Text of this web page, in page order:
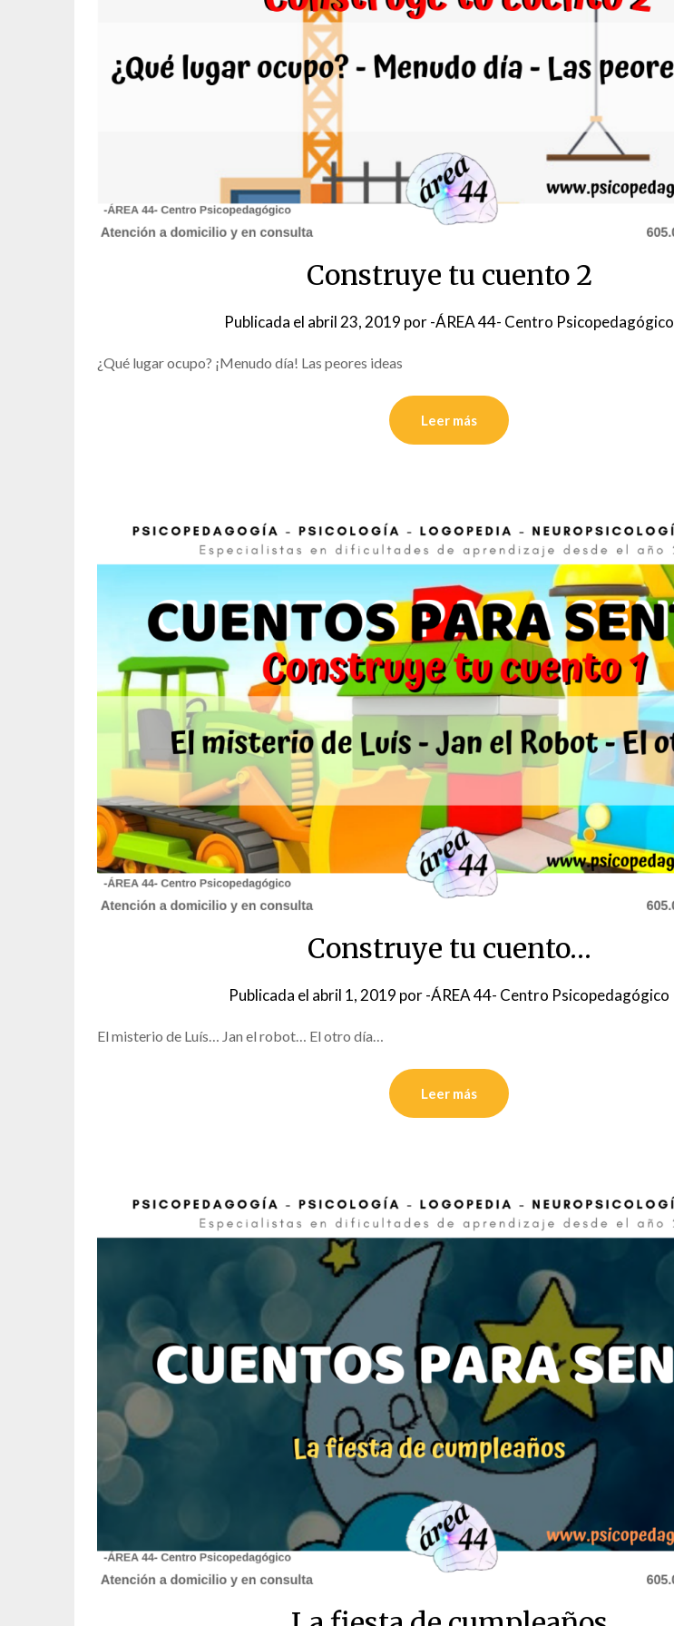
Construye tu cuento 2
Publicada el abril 23, 2019 por-ÁREA 44- Centro Psicopedagógico
¿Qué lugar ocupo? ¡Menudo día! Las peores ideas
Leer más
Construye tu cuento…
Publicada el abril 1, 2019 por-ÁREA 44- Centro Psicopedagógico
El misterio de Luís… Jan el robot… El otro día…
Leer más